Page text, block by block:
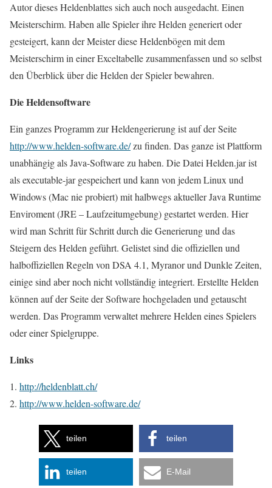
Autor dieses Heldenblattes sich auch noch ausgedacht. Einen
Meisterschirm. Haben alle Spieler ihre Helden generiert oder
gesteigert, kann der Meister diese Heldenbögen mit dem
Meisterschirm in einer Exceltabelle zusammenfassen und so selbst
den Überblick über die Helden der Spieler bewahren.
Die Heldensoftware
Ein ganzes Programm zur Heldengerierung ist auf der Seite
http://www.helden-software.de/zu finden. Das ganze ist Plattform
unabhängig als Java-Software zu haben. Die Datei Helden.jar ist
als executable-jar gespeichert und kann von jedem Linux und
Windows (Mac nie probiert) mit halbwegs aktueller Java Runtime
Enviroment (JRE – Laufzeitumgebung) gestartet werden. Hier
wird man Schritt für Schritt durch die Generierung und das
Steigern des Helden geführt. Gelistet sind die offiziellen und
halboffiziellen Regeln von DSA 4.1, Myranor und Dunkle Zeiten,
einige sind aber noch nicht vollständig integriert. Erstellte Helden
können auf der Seite der Software hochgeladen und getauscht
werden. Das Programm verwaltet mehrere Helden eines Spielers
oder einer Spielgruppe.
Links
http://heldenblatt.ch/
http://www.helden-software.de/
teilen teilen
teilen E-Mail